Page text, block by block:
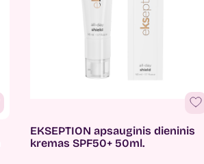
EKSEPTION apsauginis dieninis
kremas SPF50+ 50ml.